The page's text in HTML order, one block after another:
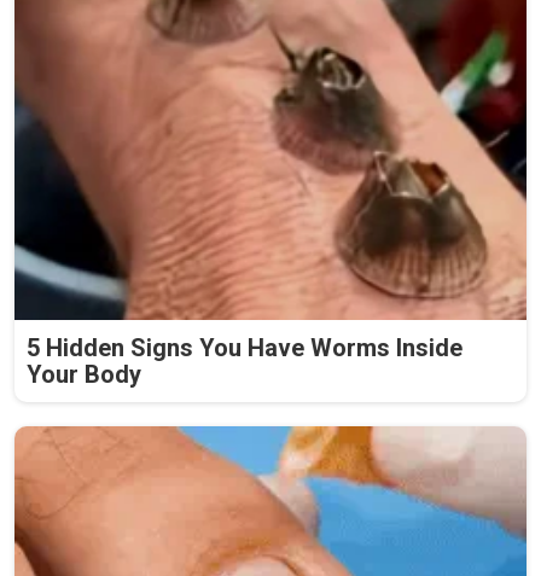
5 Hidden Signs You Have Worms Inside
Your Body